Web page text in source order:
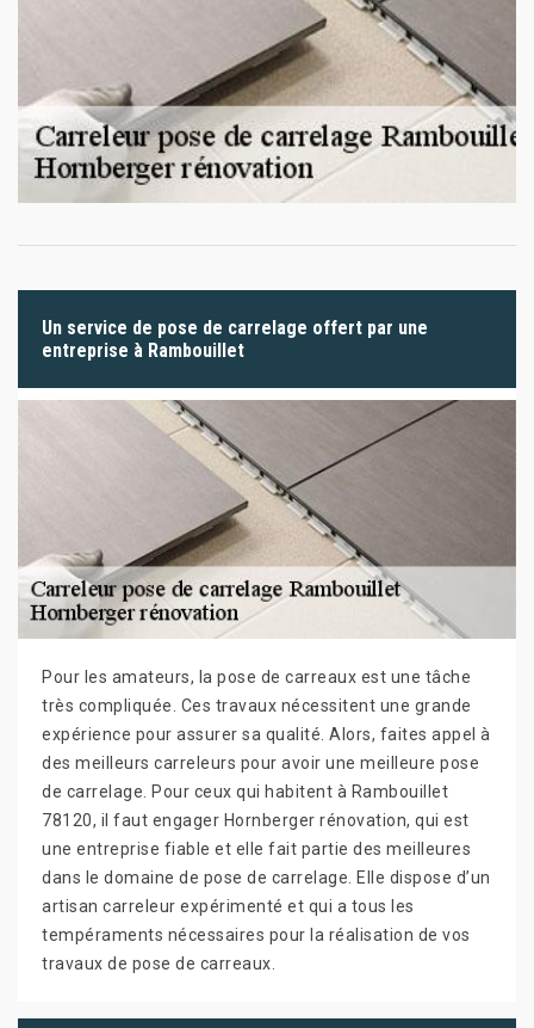
Un service de pose de carrelage offert par une
entreprise à Rambouillet
Pour les amateurs, la pose de carreaux est une tâche
très compliquée. Ces travaux nécessitent une grande
expérience pour assurer sa qualité. Alors, faites appel à
des meilleurs carreleurs pour avoir une meilleure pose
de carrelage. Pour ceux qui habitent à Rambouillet
78120, il faut engager Hornberger rénovation, qui est
une entreprise fiable et elle fait partie des meilleures
dans le domaine de pose de carrelage. Elle dispose d’un
artisan carreleur expérimenté et qui a tous les
tempéraments nécessaires pour la réalisation de vos
travaux de pose de carreaux.